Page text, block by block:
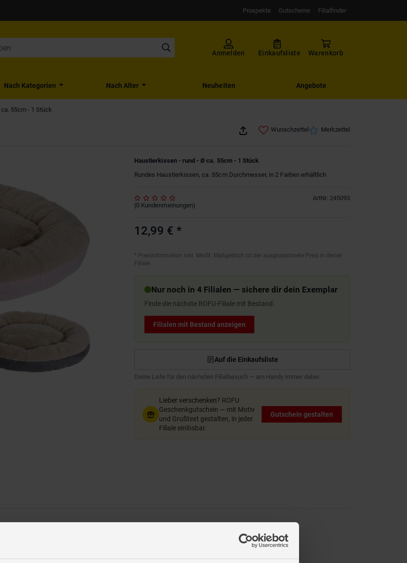
Prospekte Gutscheine Filialfinder
Anmelden Einkaufsliste Warenkorb
Nach Kategorien Nach Alter Neuheiten Angebote
55cm - 1 Stück
Wunschzettel Merkzettel
Haustierkissen - rund - Ø ca. 55cm - 1 Stück
Rundes Haustierkissen, ca. 55cm Durchmesser, in 2 Farben erhältlich
ArtNr: 245093
(0 Kundenmeinungen)
12,99 € *
* Preisinformation inkl. MwSt. Maßgeblich ist der ausgezeichnete Preis in deiner
Filiale.
Nur noch in 4 Filialen — sichere dir dein Exemplar
Finde die nächste ROFU-Filiale mit Bestand:
Filialen mit Bestand anzeigen
Auf die Einkaufsliste
Deine Liste für den nächsten Filialbesuch — am Handy immer dabei.
Lieber verschenken? ROFU
Geschenkgutschein — mit Motiv
und Grußtext gestalten, in jeder
Filiale einlösbar.
Gutschein gestalten